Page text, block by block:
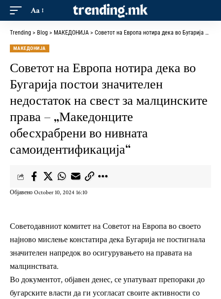
Aa
Trending > Blog > МАКЕДОНИЈА > Советот на Европа нотира дека во Бугарија постои значителен недостаток на свест за малцинските права – „Македонците обесхрабрени во нивната самоидентификација“
МАКЕДОНИЈА
Советот на Европа нотира дека во
Бугарија постои значителен
недостаток на свест за малцинските
права – „Македонците
обесхрабрени во нивната
самоидентификација“
Објавено October 10, 2024 16:10
Советодавниот комитет на Советот на Европаво своето
најново мислењеконстатира дека Бугарија не постигнала
значителен напредок во осигурувањето на правата на
малцинствата.
Во документот, објавен денес, се упатуваат препораки до
бугарските власти да ги усогласат своите активности со